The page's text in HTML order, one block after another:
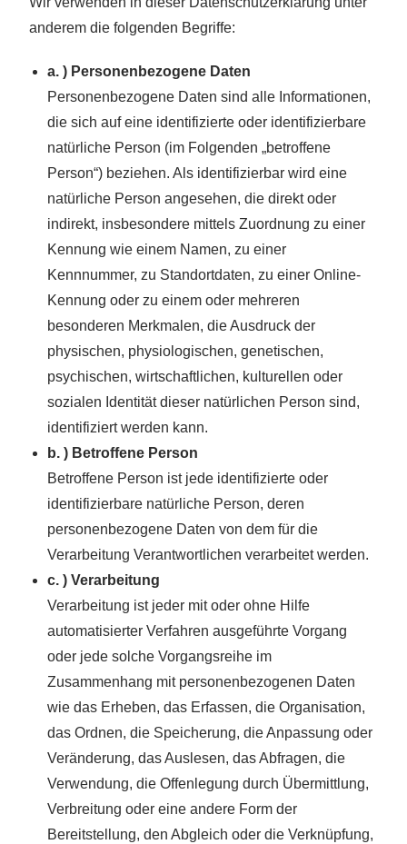
anderem die folgenden Begriffe:
a. ) Personenbezogene Daten
Personenbezogene Daten sind alle Informationen,
die sich auf eine identifizierte oder identifizierbare
natürliche Person (im Folgenden „betroffene
Person“) beziehen. Als identifizierbar wird eine
natürliche Person angesehen, die direkt oder
indirekt, insbesondere mittels Zuordnung zu einer
Kennung wie einem Namen, zu einer
Kennnummer, zu Standortdaten, zu einer Online-
Kennung oder zu einem oder mehreren
besonderen Merkmalen, die Ausdruck der
physischen, physiologischen, genetischen,
psychischen, wirtschaftlichen, kulturellen oder
sozialen Identität dieser natürlichen Person sind,
identifiziert werden kann.
b. ) Betroffene Person
Betroffene Person ist jede identifizierte oder
identifizierbare natürliche Person, deren
personenbezogene Daten von dem für die
Verarbeitung Verantwortlichen verarbeitet werden.
c. ) Verarbeitung
Verarbeitung ist jeder mit oder ohne Hilfe
automatisierter Verfahren ausgeführte Vorgang
oder jede solche Vorgangsreihe im
Zusammenhang mit personenbezogenen Daten
wie das Erheben, das Erfassen, die Organisation,
das Ordnen, die Speicherung, die Anpassung oder
Veränderung, das Auslesen, das Abfragen, die
Verwendung, die Offenlegung durch Übermittlung,
Verbreitung oder eine andere Form der
Bereitstellung, den Abgleich oder die Verknüpfung,